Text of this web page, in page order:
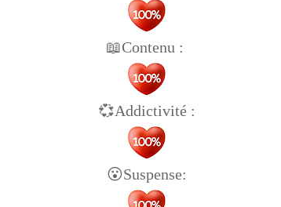
📖Contenu :
💞Addictivité :
😮Suspense: